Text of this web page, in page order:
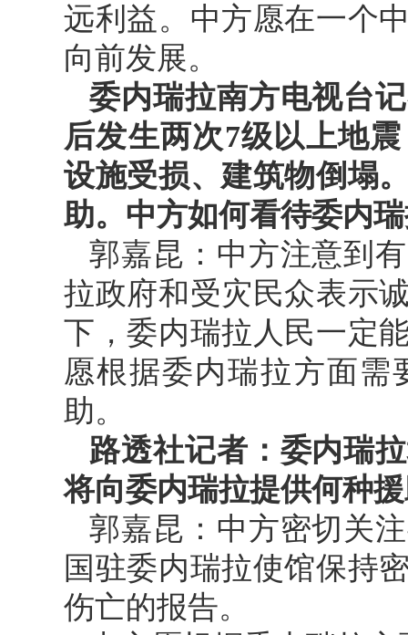
远利益。中方愿在一个
向前发展。
委内瑞拉南方电视台
后发生两次7级以上地
设施受损、建筑物倒塌
助。中方如何看待委内
郭嘉昆：中方注意到
拉政府和受灾民众表示
下，委内瑞拉人民一定
愿根据委内瑞拉方面需
助。
路透社记者：委内瑞
将向委内瑞拉提供何种
郭嘉昆：中方密切关
国驻委内瑞拉使馆保持
伤亡的报告。